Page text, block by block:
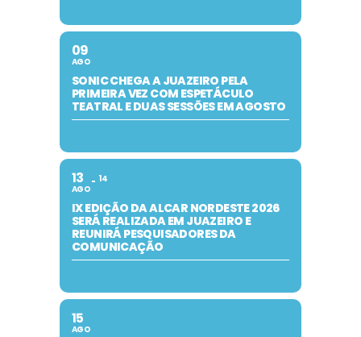
09
AGO
SONIC CHEGA A JUAZEIRO PELA
PRIMEIRA VEZ COM ESPETÁCULO
TEATRAL E DUAS SESSÕES EM AGOSTO
13
AGO
14
IX EDIÇÃO DA ALCAR NORDESTE 2026
SERÁ REALIZADA EM JUAZEIRO E
REUNIRÁ PESQUISADORES DA
COMUNICAÇÃO
15
AGO